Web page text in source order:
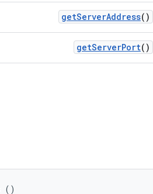
getServerAddress()
getServerPort()
()